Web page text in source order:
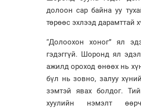
долоон сар байна уу
төрөөс эхлээд дарамттай
“Долоохон хоног” ял
гэдэггүй. Шоронд ял
ажилд ороход өнөөх нь
бүл нь зовно, залуу
зэмтэй явах болдог.
хуулийн нэмэлт